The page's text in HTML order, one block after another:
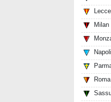
Lecce
Milan
Napoli
Roma